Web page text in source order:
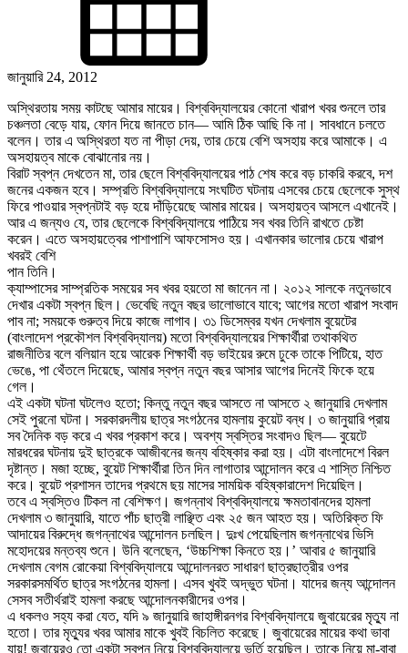
জানুয়ারি 24, 2012
অস্থিরতায় সময় কাটছে আমার মায়ের। বিশ্ববিদ্যালয়ের কোনো খারাপ খবর শুনলে তার
চঞ্চলতা বেড়ে যায়, ফোন দিয়ে জানতে চান— আমি ঠিক আছি কি না। সাবধানে চলতে
বলেন। তার এ অস্থিরতা যত না পীড়া দেয়, তার চেয়ে বেশি অসহায় করে আমাকে। এ
অসহায়ত্ব মাকে বোঝানোর নয়।
বিরাট স্বপ্ন দেখতেন মা, তার ছেলে বিশ্ববিদ্যালয়ের পাঠ শেষ করে বড় চাকরি করবে, দশ
জনের একজন হবে। সম্প্রতি বিশ্ববিদ্যালয়ে সংঘটিত ঘটনায় এসবের চেয়ে ছেলেকে সুস্থ
ফিরে পাওয়ার স্বপ্নটাই বড় হয়ে দাঁড়িয়েছে আমার মায়ের। অসহায়ত্ব আসলে এখানেই।
আর এ জন্যও যে, তার ছেলেকে বিশ্ববিদ্যালয়ে পাঠিয়ে সব খবর তিনি রাখতে চেষ্টা
করেন। এতে অসহায়ত্বের পাশাপাশি আফসোসও হয়। এখানকার ভালোর চেয়ে খারাপ
খবরই বেশি
পান তিনি।
ক্যাম্পাসের সাম্প্রতিক সময়ের সব খবর হয়তো মা জানেন না। ২০১২ সালকে নতুনভাবে
দেখার একটা স্বপ্ন ছিল। ভেবেছি নতুন বছর ভালোভাবে যাবে; আগের মতো খারাপ সংবাদ
পাব না; সময়কে গুরুত্ব দিয়ে কাজে লাগাব। ৩১ ডিসেম্বর যখন দেখলাম বুয়েটের
(বাংলাদেশ প্রকৌশল বিশ্ববিদ্যালয়) মতো বিশ্ববিদ্যালয়ের শিক্ষার্থীরা তথাকথিত
রাজনীতির বলে বলিয়ান হয়ে আরেক শিক্ষার্থী বড় ভাইয়ের রুমে ঢুকে তাকে পিটিয়ে, হাত
ভেঙে, পা থেঁতলে দিয়েছে, আমার স্বপ্ন নতুন বছর আসার আগের দিনেই ফিকে হয়ে
গেল।
এই একটা ঘটনা ঘটলেও হতো; কিন্তু নতুন বছর আসতে না আসতে ২ জানুয়ারি দেখলাম
সেই পুরনো ঘটনা। সরকারদলীয় ছাত্র সংগঠনের হামলায় কুয়েট বন্ধ। ৩ জানুয়ারি প্রায়
সব দৈনিক বড় করে এ খবর প্রকাশ করে। অবশ্য স্বস্তির সংবাদও ছিল— বুয়েটে
মারধরের ঘটনায় দুই ছাত্রকে আজীবনের জন্য বহিষ্কার করা হয়। এটা বাংলাদেশে বিরল
দৃষ্টান্ত। মজা হচ্ছে, বুয়েট শিক্ষার্থীরা তিন দিন লাগাতার আন্দোলন করে এ শাস্তি নিশ্চিত
করে। বুয়েট প্রশাসন তাদের প্রথমে ছয় মাসের সাময়িক বহিষ্কারাদেশ দিয়েছিল।
তবে এ স্বস্তিও টিকল না বেশিক্ষণ। জগন্নাথ বিশ্ববিদ্যালয়ে ক্ষমতাবানদের হামলা
দেখলাম ৩ জানুয়ারি, যাতে পাঁচ ছাত্রী লাঞ্ছিত এবং ২৫ জন আহত হয়। অতিরিক্ত ফি
আদায়ের বিরুদ্ধে জগন্নাথের আন্দোলন চলছিল। দুঃখ পেয়েছিলাম জগন্নাথের ভিসি
মহোদয়ের মন্তব্য শুনে। উনি বলেছেন, ‘উচ্চশিক্ষা কিনতে হয়।’ আবার ৫ জানুয়ারি
দেখলাম বেগম রোকেয়া বিশ্ববিদ্যালয়ে আন্দোলনরত সাধারণ ছাত্রছাত্রীর ওপর
সরকারসমর্থিত ছাত্র সংগঠনের হামলা। এসব খুবই অদ্ভুত ঘটনা। যাদের জন্য আন্দোলন
সেসব সতীর্থরাই হামলা করছে আন্দোলনকারীদের ওপর।
এ ধকলও সহ্য করা যেত, যদি ৯ জানুয়ারি জাহাঙ্গীরনগর বিশ্ববিদ্যালয়ে জুবায়েরের মৃত্যু না
হতো। তার মৃত্যুর খবর আমার মাকে খুবই বিচলিত করেছে। জুবায়েরের মায়ের কথা ভাবা
যায়! জুবায়েরও তো একটা স্বপ্ন নিয়ে বিশ্ববিদ্যালয়ে ভর্তি হয়েছিল। তাকে নিয়ে মা-বাবা